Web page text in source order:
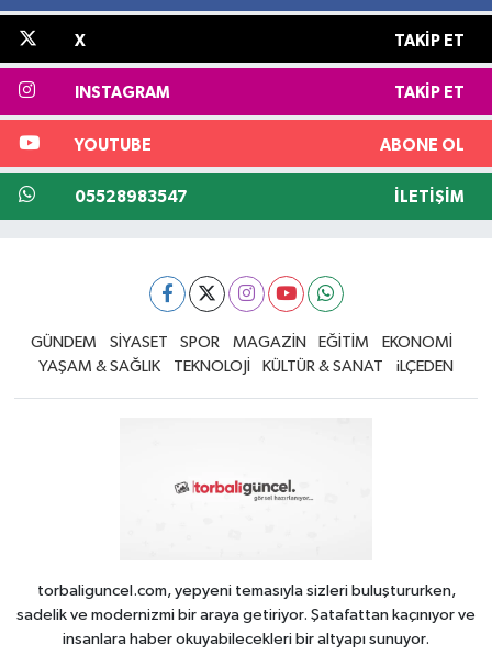
X TAKIP ET
INSTAGRAM TAKIP ET
YOUTUBE ABONE OL
05528983547 İLETIŞIM
GÜNDEM SİYASET SPOR MAGAZİN EĞİTİM
EKONOMİ
YAŞAM & SAĞLIK
TEKNOLOJİ KÜLTÜR & SANAT iLÇEDEN
torbaliguncel.com, yepyeni temasıyla sizleri buluştururken,
sadelik ve modernizmi bir araya getiriyor. Şatafattan kaçınıyor ve
insanlara haber okuyabilecekleri bir altyapı sunuyor.